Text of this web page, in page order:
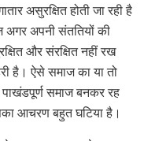
असुरक्षित होती जा रही है
अपनी संततियों की
और संरक्षित नहीं रख
है। ऐसे समाज का या तो
समाज बनकर रह
आचरण बहुत घटिया है।